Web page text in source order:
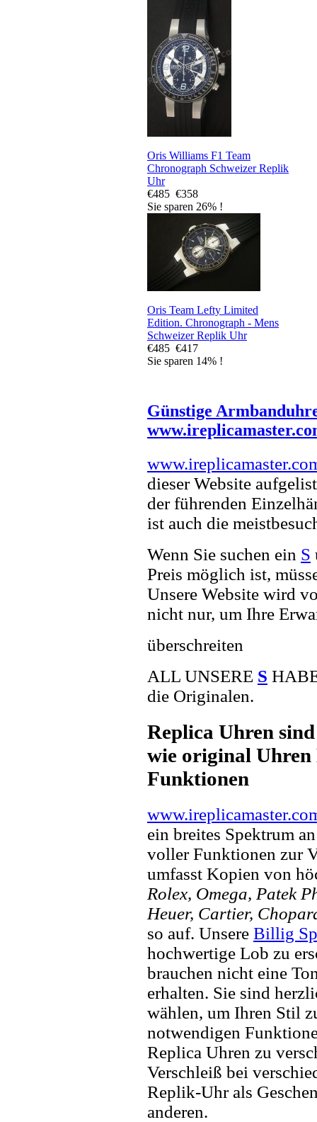
Oris Williams F1 Team
Chronograph Schweizer Replik
Uhr
€485 €358
Sie sparen 26% !
Oris Team Lefty Limited
Edition. Chronograph - Mens
Schweizer Replik Uhr
€485 €417
Sie sparen 14% !
Günstige
dieser Website
der führenden
ist auch die
Wenn Sie suchen ein S
Preis möglich ist,
Unsere Website wird
nicht nur, um Ihre
überschreiten
ALL UNSERE S
die Originalen.
Replica Uhren
wie original Uhren
Funktionen
ein breites Spektrum
voller Funktionen zur
umfasst Kopien von
Rolex, Omega, Patek
Heuer, Cartier,
so auf. Unsere Billig
hochwertige Lob zu
brauchen nicht eine
erhalten. Sie sind
wählen, um Ihren Stil
notwendigen
Replica Uhren zu
Verschleiß bei
Replik-Uhr als
anderen.